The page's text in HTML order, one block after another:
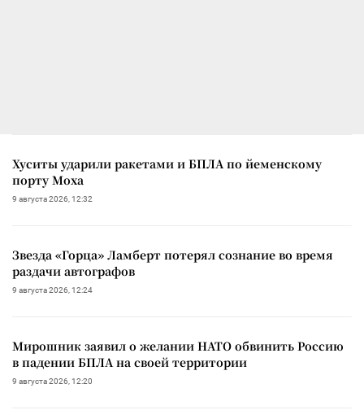
Хуситы ударили ракетами и БПЛА по йеменскому
порту Моха
9 августа 2026, 12:32
Звезда «Горца» Ламберт потерял сознание во время
раздачи автографов
9 августа 2026, 12:24
Мирошник заявил о желании НАТО обвинить Россию
в падении БПЛА на своей территории
9 августа 2026, 12:20